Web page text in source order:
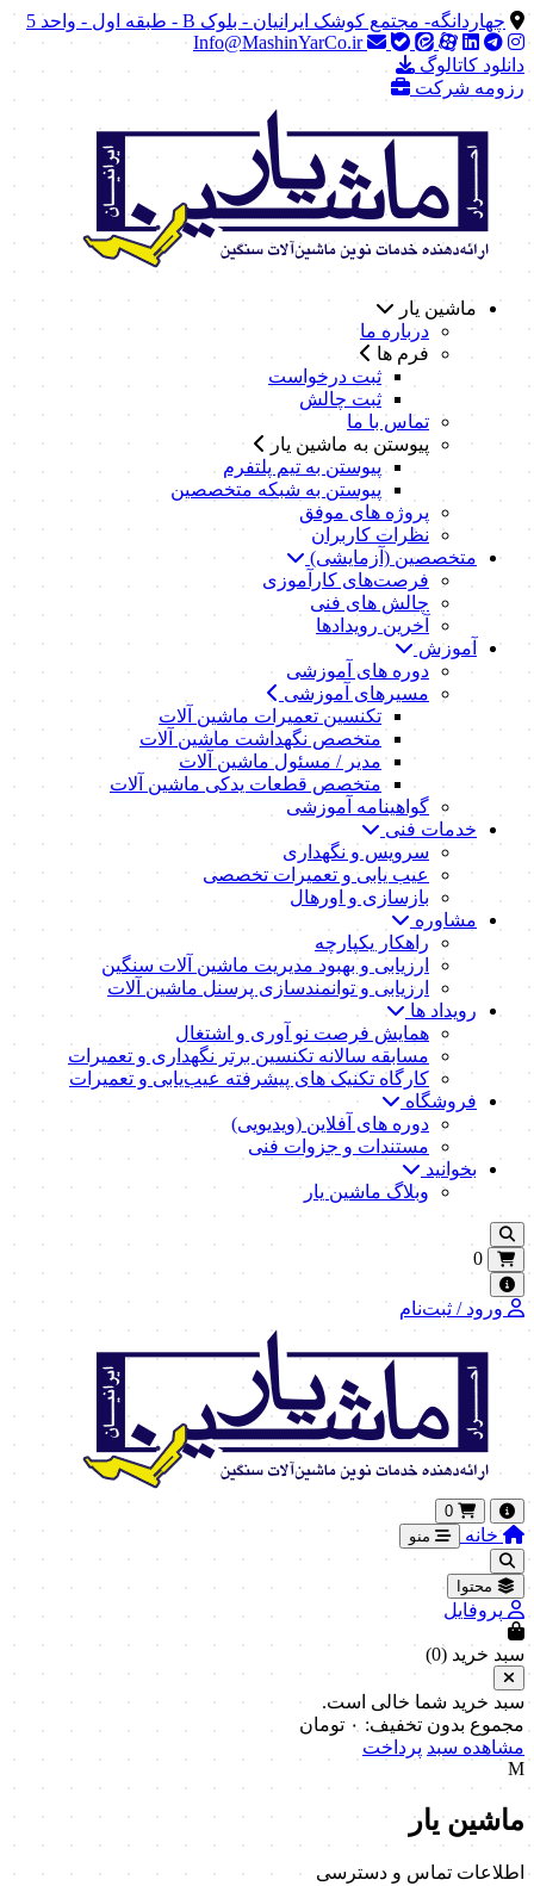
چهاردانگه- مجتمع کوشک ایرانیان - بلوک B - طبقه اول - واحد 5
Info@MashinYarCo.ir
دانلود کاتالوگ
رزومه شرکت
ماشین یار
درباره ما
فرم ها
ثبت درخواست
ثبت چالش
تماس با ما
پیوستن به ماشین یار
پیوستن به تیم پلتفرم
پیوستن به شبکه متخصصین
پروژه های موفق
نظرات کاربران
متخصصین (آزمایشی)
فرصت‌های کارآموزی
چالش های فنی
آخرین رویدادها
آموزش
دوره های آموزشی
مسیرهای آموزشی
تکنسین تعمیرات ماشین آلات
متخصص نگهداشت ماشین آلات
مدیر / مسئول ماشین آلات
متخصص قطعات یدکی ماشین آلات
گواهینامه آموزشی
خدمات فنی
سرویس و نگهداری
عیب یابی و تعمیرات تخصصی
بازسازی و اورهال
مشاوره
راهکار یکپارچه
ارزیابی و بهبود مدیریت ماشین آلات سنگین
ارزیابی و توانمندسازی پرسنل ماشین آلات
رویداد ها
همایش فرصت نو آوری و اشتغال
مسابقه سالانه تکنسین برتر نگهداری و تعمیرات
کارگاه تکنیک‌ های پیشرفته عیب‌یابی و تعمیرات
فروشگاه
دوره های آفلاین (ویدیویی)
مستندات و جزوات فنی
بخوانید
وبلاگ ماشین یار
0
ورود / ثبت‌نام
0
خانه منو
محتوا
پروفایل
سبد خرید (0
)
سبد خرید شما خالی است.
مجموع بدون تخفیف: ۰ تومان
مشاهده سبد پرداخت
M
ماشین یار
اطلاعات تماس و دسترسی